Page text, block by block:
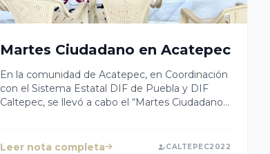
Martes Ciudadano en Acatepec
En la comunidad de Acatepec, en Coordinación
con el Sistema Estatal DIF de Puebla y DIF
Caltepec, se llevó a cabo el “Martes Ciudadano”,
programas alimentarios, programas de aparatos
Leer nota completa CALTEPEC2022